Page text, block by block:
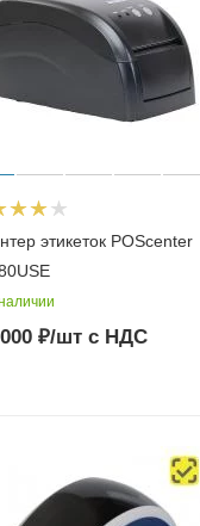
этикеток POScenter
₽/штс НДС